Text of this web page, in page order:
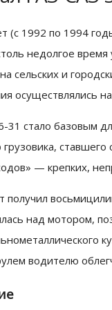
(с 1992 по 1994
недолгое
сельских и
осуществлялись
31 стало базовым
грузовика,
— крепких,
получил
над мотором,
водителю